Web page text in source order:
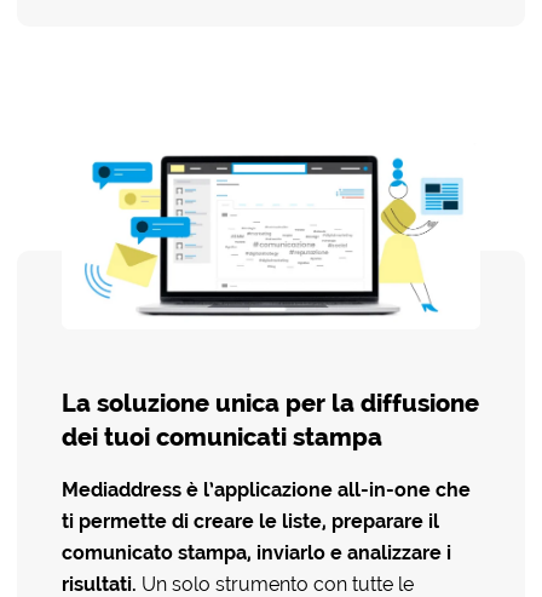
La soluzione unica per la diffusione
dei tuoi comunicati stampa
Mediaddress è l’applicazione all-in-one che
ti permette di creare le liste, preparare il
comunicato stampa, inviarlo e analizzare i
risultati. Un solo strumento con tutte le